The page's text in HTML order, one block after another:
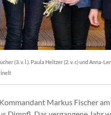
(3. v. l.). Paula Heitzer (2. v. r.) und Anna-
Markus Fischer